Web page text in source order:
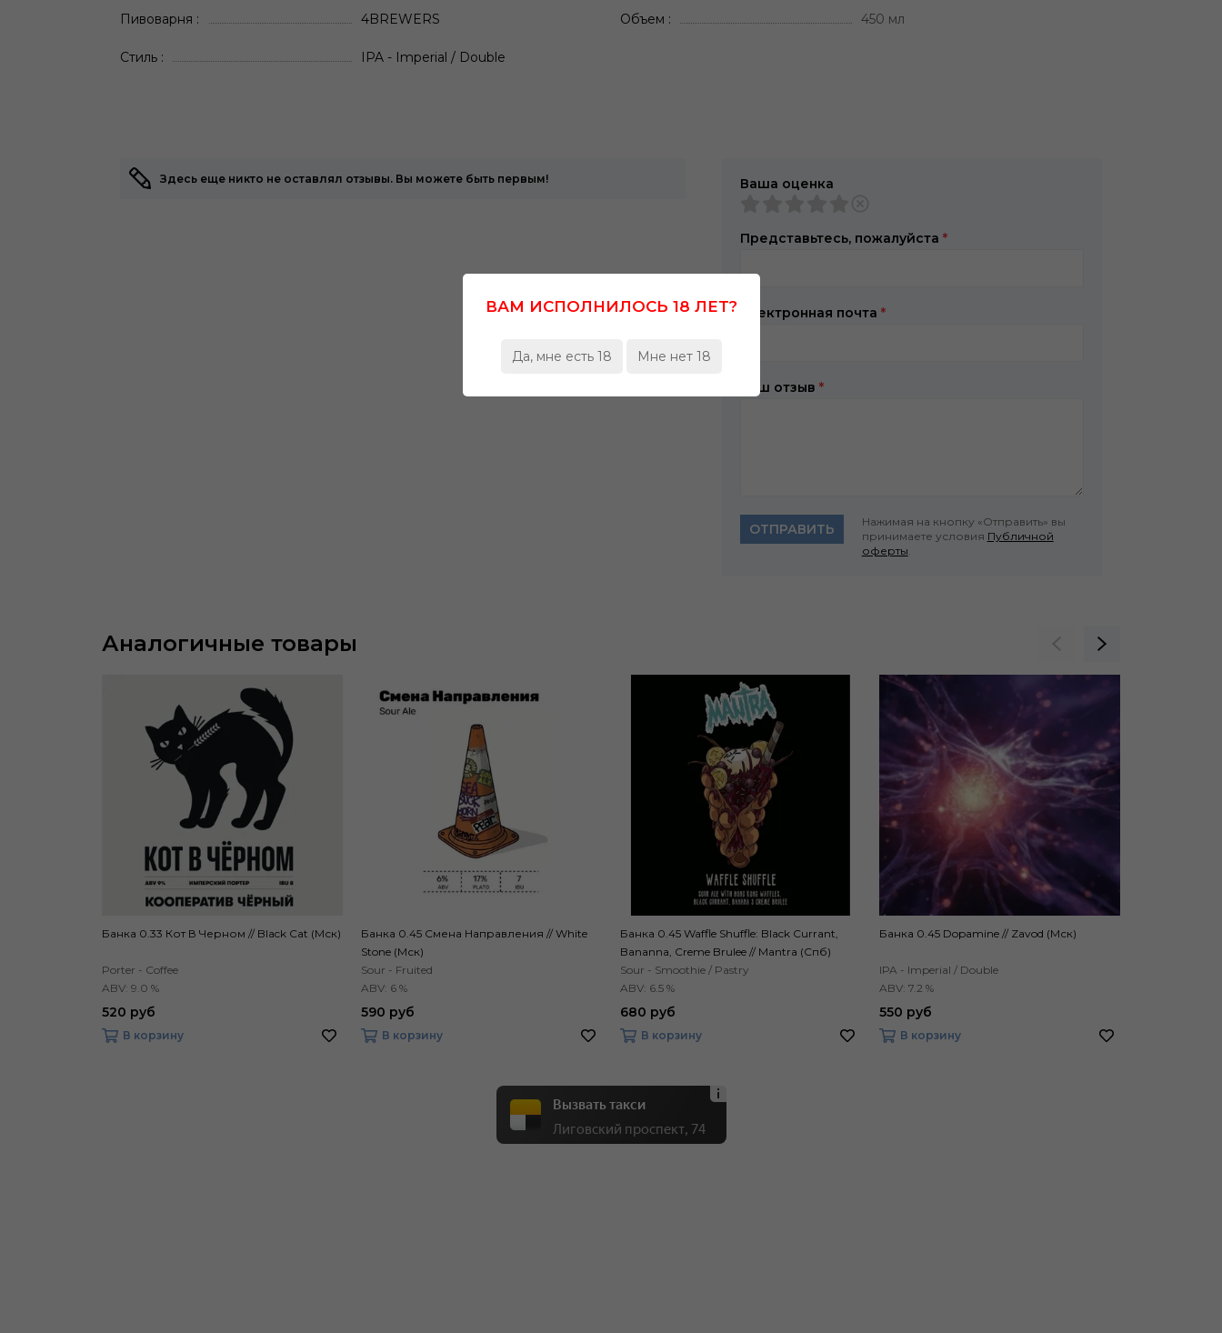
Пивоварня 4BREWERS
Стиль IPA - Imperial / Double
Объем 450 мл
Здесь еще никто не оставлял отзывы. Вы можете быть первым! Ваша оценка
Представьтесь, пожалуйста *
Электронная почта *
Ваш отзыв *
ОТПРАВИТЬ
Нажимая на кнопку «Отправить» вы
принимаете условия Публичной
оферты.
Аналогичные товары
Банка 0.33 Кот В Черном // Black Cat (Мск)
Porter - Coffee
ABV: 9.0 %
520 руб
В корзину
Банка 0.45 Смена Направления // White
Stone (Мск)
Sour - Fruited
ABV: 6 %
590 руб
В корзину
Банка 0.45 Waffle Shuffle: Black Currant,
Bananna, Creme Brulee // Mantra (Спб)
Sour - Smoothie / Pastry
ABV: 6.5 %
680 руб
В корзину
Банка 0.45 Dopamine // Zavod (Мск)
IPA - Imperial / Double
ABV: 7.2 %
550 руб
В корзину
Вызвать такси
Лиговский проспект, 74
ВАМ ИСПОЛНИЛОСЬ 18 ЛЕТ?
Да, мне есть 18 Мне нет 18